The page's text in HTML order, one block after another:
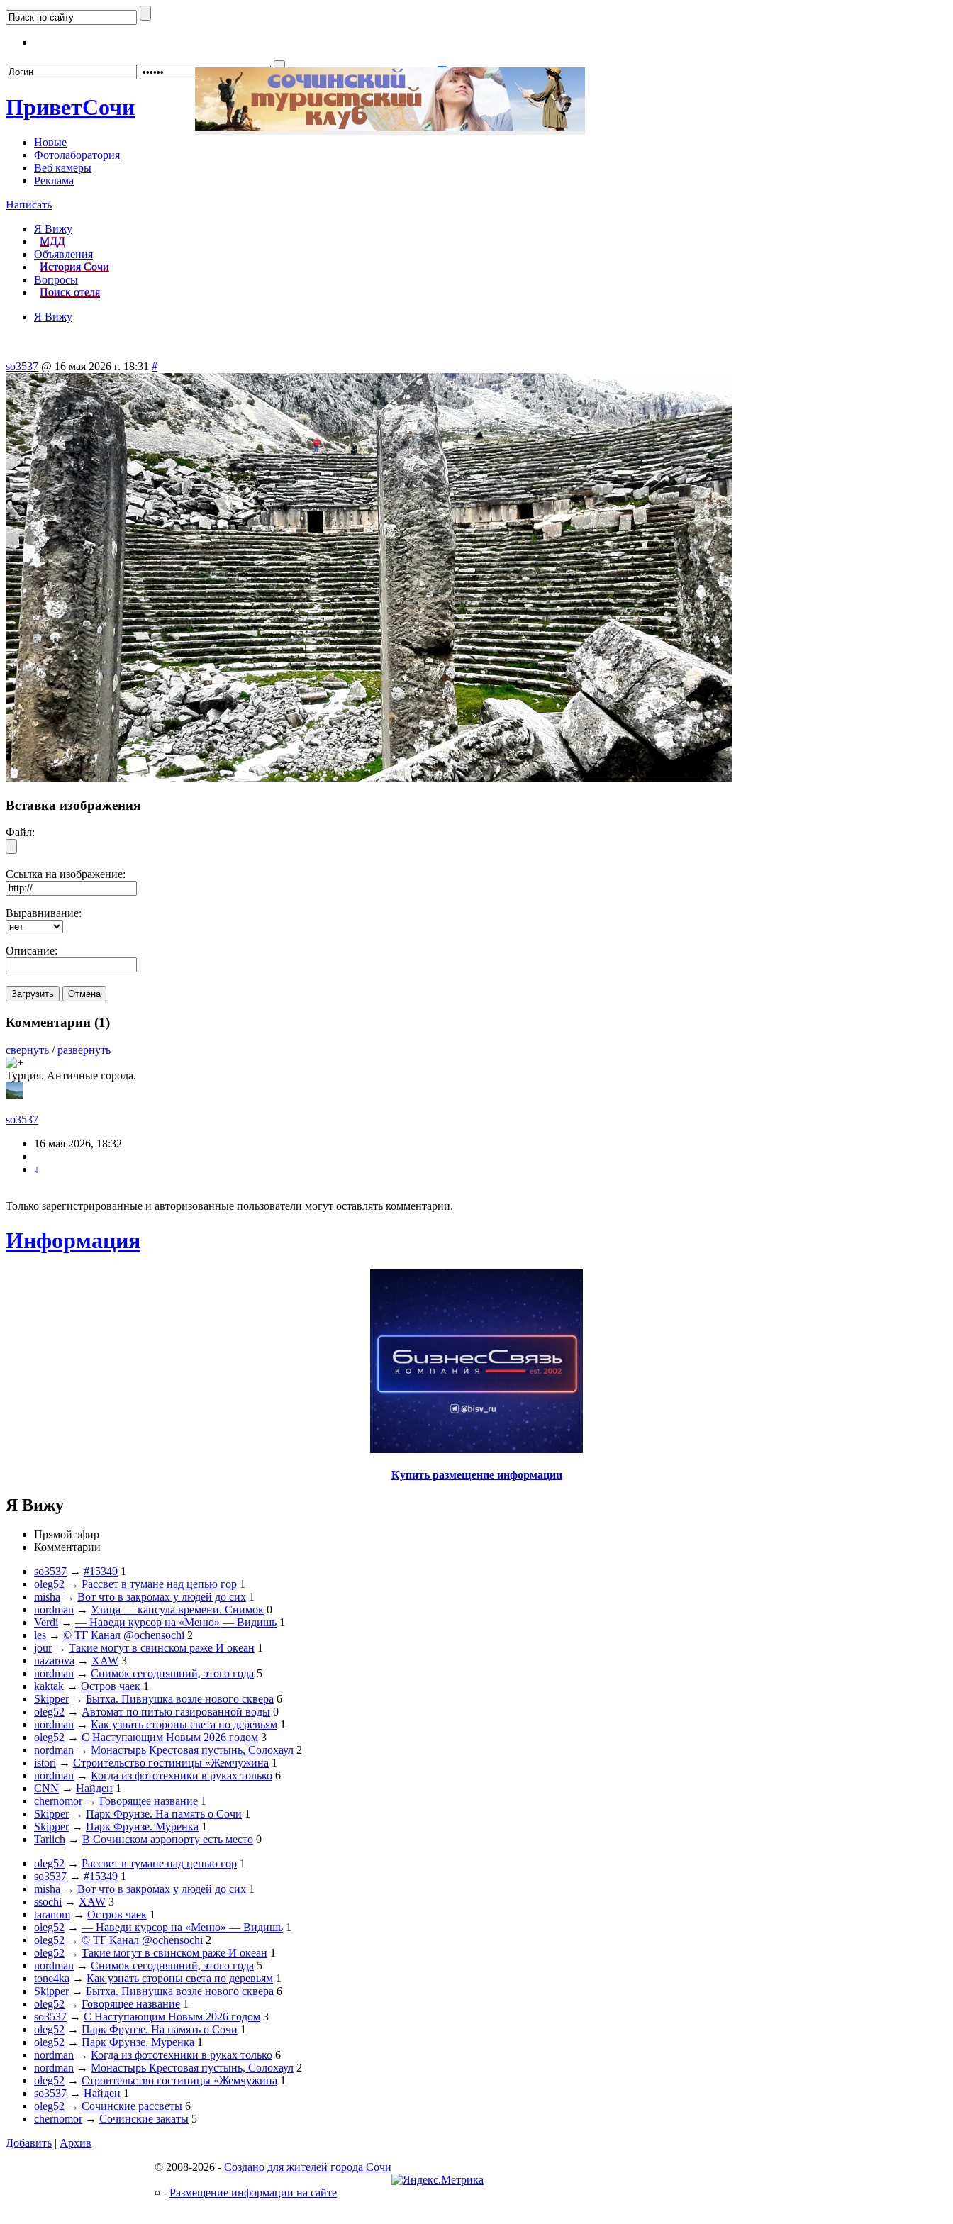
Забыли пароль? Регистрация
ПриветСочи
Новые
Фотолаборатория
Веб камеры
Реклама
Написать
Я Вижу
МДД
Объявления
История Сочи
Вопросы
Поиск отеля
Я Вижу
so3537 @ 16 мая 2026 г. 18:31 #
Вставка изображения
Файл:
Ссылка на изображение:
Выравнивание:
Описание:
Комментарии (1)
свернуть /развернуть
Турция. Античные города.
so3537
16 мая 2026, 18:32
↓
Только зарегистрированные и авторизованные пользователи могут оставлять комментарии.
Информация
Купить размещение информации
Я Вижу
Прямой эфир
Комментарии
so3537 → #15349 1
oleg52 → Рассвет в тумане над цепью гор 1
misha → Вот что в закромах у людей до сих 1
nordman → Улица — капсула времени. Снимок 0
Verdi → — Наведи курсор на «Меню» — Видишь 1
les → © ТГ Канал @ochensochi 2
jour→ Такие могут в свинском раже И океан 1
nazarova → XAW 3
nordman → Снимок сегодняшний, этого года 5
kaktak → Остров чаек 1
Skipper→ Бытха. Пивнушка возле нового сквера 6
oleg52 → Автомат по питью газированной воды 0
nordman → Как узнать стороны света по деревьям 1
oleg52 → С Наступающим Новым 2026 годом 3
nordman → Монастырь Крестовая пустынь, Солохаул 2
istori → Строительство гостиницы «Жемчужина 1
nordman → Когда из фототехники в руках только 6
CNN → Найден 1
chernomor→ Говорящее название 1
Skipper→ Парк Фрунзе. На память о Сочи 1
Skipper→ Парк Фрунзе. Муренка 1
Tarlich → В Сочинском аэропорту есть место 0
oleg52 → Рассвет в тумане над цепью гор 1
so3537 → #15349 1
misha → Вот что в закромах у людей до сих 1
ssochi → XAW 3
taranom → Остров чаек 1
oleg52 → — Наведи курсор на «Меню» — Видишь 1
oleg52 → © ТГ Канал @ochensochi 2
oleg52 → Такие могут в свинском раже И океан 1
nordman → Снимок сегодняшний, этого года 5
tone4ka → Как узнать стороны света по деревьям 1
Skipper→ Бытха. Пивнушка возле нового сквера 6
oleg52 → Говорящее название 1
so3537 → С Наступающим Новым 2026 годом 3
oleg52 → Парк Фрунзе. На память о Сочи 1
oleg52 → Парк Фрунзе. Муренка 1
nordman → Когда из фототехники в руках только 6
nordman → Монастырь Крестовая пустынь, Солохаул 2
oleg52 → Строительство гостиницы «Жемчужина 1
so3537 → Найден 1
oleg52 → Сочинские рассветы 6
chernomor→ Сочинские закаты 5
Добавить | Архив
© 2008-2026 - Создано для жителей города Сочи
¤ - Размещение информации на сайте